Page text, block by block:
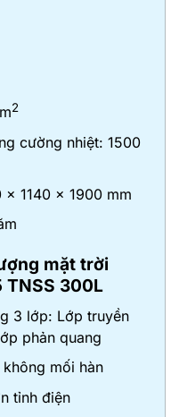
2
cường nhiệt: 1500
1140 x 1900 mm
mặt trời
TNSS 300L
3 lớp: Lớp truyền
phản quang
mối hàn
tỉnh điện